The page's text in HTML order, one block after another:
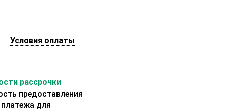
Условия оплаты
рассрочки
предоставления
для